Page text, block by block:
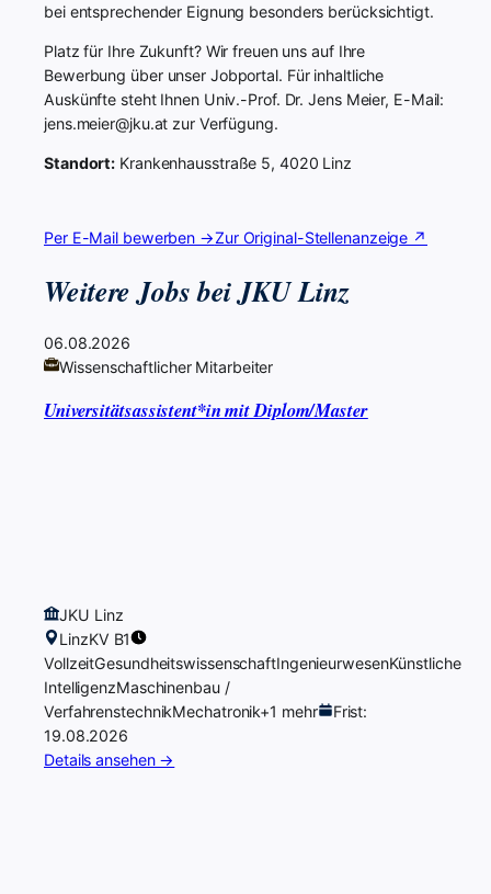
bei entsprechender Eignung besonders berücksichtigt.
Platz für Ihre Zukunft? Wir freuen uns auf Ihre
Bewerbung über unser Jobportal. Für inhaltliche
Auskünfte steht Ihnen Univ.-Prof. Dr. Jens Meier, E-Mail:
jens.meier@jku.at zur Verfügung.
Standort: Krankenhausstraße 5, 4020 Linz
Per E-Mail bewerben →Zur Original-Stellenanzeige ↗
Weitere Jobs bei JKU Linz
06.08.2026
Wissenschaftlicher Mitarbeiter
Universitätsassistent*in mit Diplom/Master
JKU Linz
LinzKV B1
VollzeitGesundheitswissenschaftIngenieurwesenKünstliche
IntelligenzMaschinenbau /
VerfahrenstechnikMechatronik+1 mehr
Frist:
19.08.2026
Details ansehen →